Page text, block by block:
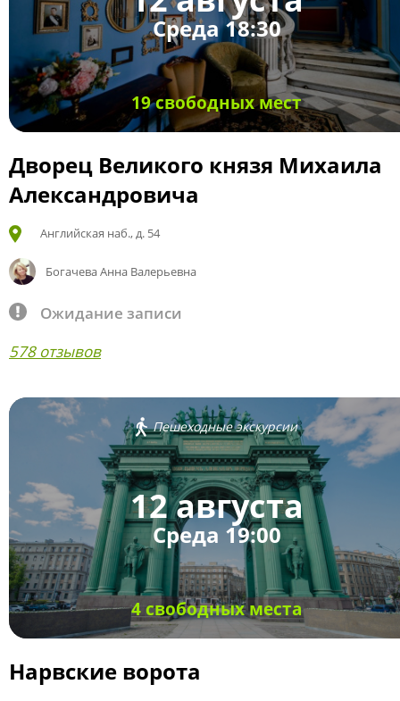
Среда 18:30
19 свободных мест
Дворец Великого князя Михаила
Александровича
Английская наб., д. 54
Богачева Анна Валерьевна
Ожидание записи
578 отзывов
Пешеходные экскурсии
12 августа
Среда 19:00
4 свободных места
Нарвские ворота